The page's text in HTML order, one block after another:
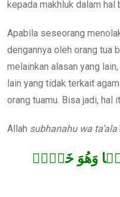
kepada makhluk dalam hal
Apabila seseorang
dengannya oleh orang tua
melainkan alasan yang
lain yang tidak terkait
orang tuamu. Bisa jadi, hal
Allah subhanahu wa ta’ala
وَهُوَ خَيۡرٞ